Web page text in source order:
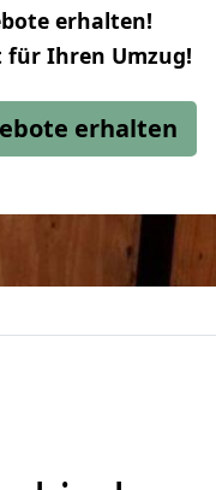
erhalten!
für Ihren Umzug!
erhalten